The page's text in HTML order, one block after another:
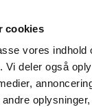
cookies
vores
deler også
Sponsorer
har afholdt møde